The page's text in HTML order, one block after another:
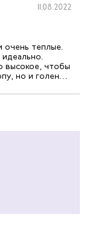
11.08.2022
теплые.
чтобы
но и голень.